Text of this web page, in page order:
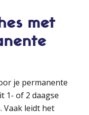
met
je permanente
1- of 2 daagse
Vaak leidt het